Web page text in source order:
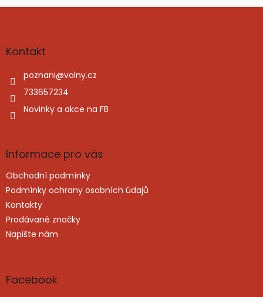
Z
aKontakt
poznani@volny.cz
733657234
Novinky a akce na FB
Informace pro vás
Obchodní podmínky
Podmínky ochrany osobních údajů
Kontakty
Prodávané značky
Napište nám
Facebook